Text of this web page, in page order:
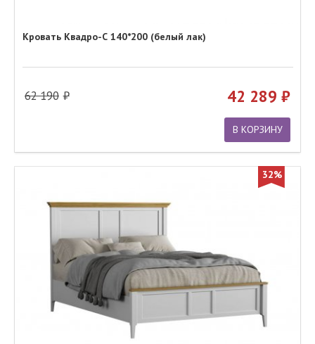
Кровать Квадро-С 140*200 (белый лак)
62 190 42 289
В КОРЗИНУ
32%